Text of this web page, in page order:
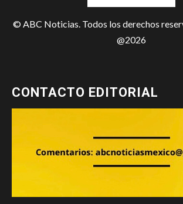
© ABC Noticias. Todos los derechos
@2026
CONTACTO EDITORIAL